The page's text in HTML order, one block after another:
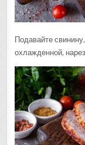
Подавайте
охлажденной,